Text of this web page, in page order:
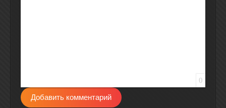
0
Добавить комментарий